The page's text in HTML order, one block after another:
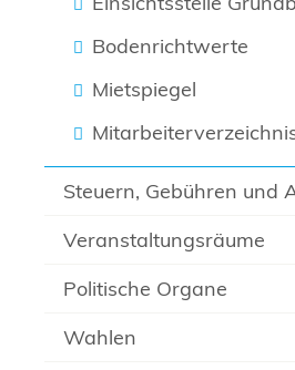
Bodenrichtwerte
Mietspiegel
Steuern, Gebühren und
Veranstaltungsräume
Politische Organe
Wahlen